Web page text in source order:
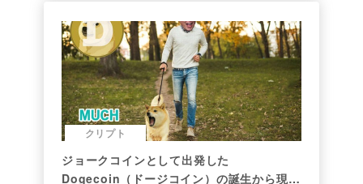
クリプト
ジョークコインとして出発した
Dogecoin（ドージコイン）の誕生から現在